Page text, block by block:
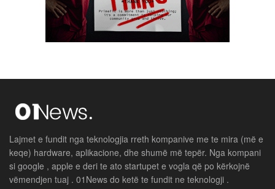
Lajmet e fundit nga teknologjia rreth kompanive me te mira (më e
keqe) hardware, aplikacione, dhe shumë më tepër. Nga kompani
si google , apple e deri te ato startupet e vogla që po kërkojnë
vëmendjen tuaj . 01News do ketë te fundit ne teknologji .